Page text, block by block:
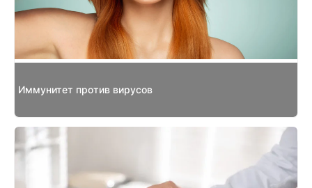
Иммунитет против вирусов